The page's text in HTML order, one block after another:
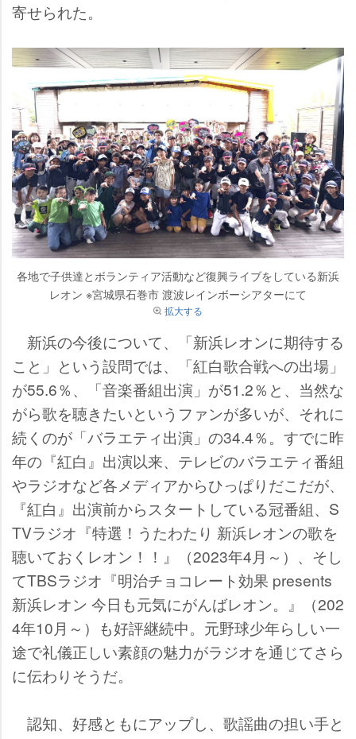
寄せられた。
各地で子供達とボランティア活動など復興ライブをしている新浜
レオン ※宮城県石巻市 渡波レインボーシアターにて
拡大する
新浜の今後について、「新浜レオンに期待する
こと」という設問では、「紅白歌合戦への出場」
が55.6％、「音楽番組出演」が51.2％と、当然な
がら歌を聴きたいというファンが多いが、それに
続くのが「バラエティ出演」の34.4％。すでに昨
年の『紅白』出演以来、テレビのバラエティ番組
ラジオなど各メディアからひっぱりだこだが、
『紅白』出演前からスタートしている冠番組、S
TVラジオ『特選！うたわたり 新浜レオンの歌を
聴いておくレオン！！』（2023年4月～）、そし
てTBSラジオ『明治チョコレート効果 presents
新浜レオン 今日も元気にがんばレオン。』（202
4年10月～）も好評継続中。元野球少年らしい一
途で礼儀正しい素顔の魅力がラジオを通じてさら
に伝わりそうだ。
認知、好感ともにアップし、歌謡曲の担い手と